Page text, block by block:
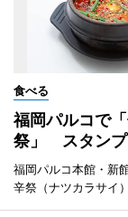
食べる
福岡パルコで
祭」 スタンプ
福岡パルコ本館・新
辛祭（ナツカラサイ